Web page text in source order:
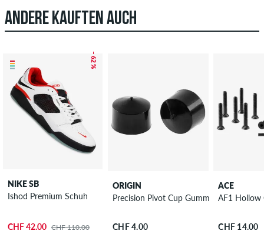
ANDERE KAUFTEN AUCH
– 62 %
NIKE SB
Ishod Premium Schuh
CHF 42.00 CHF 110.00
ORIGIN
Precision Pivot Cup Gummi 2er Pack
CHF 4.00
ACE
AF1 Hollow
CHF 14.00